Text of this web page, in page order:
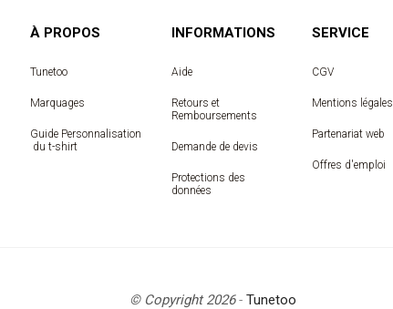
À PROPOS
Tunetoo
Marquages
Guide Personnalisation
du t-shirt
INFORMATIONS
Aide
Retours et
Remboursements
Demande de devis
Protections des
données
SERVICE
CGV
Mentions légales
Partenariat web
Offres d'emploi
© Copyright 2026- Tunetoo